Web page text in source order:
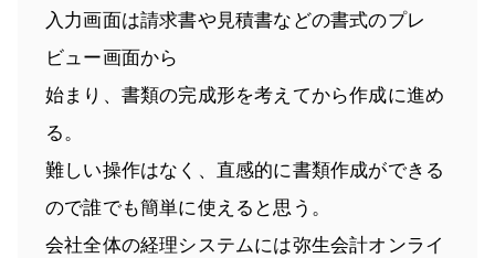
入力画面は請求書や見積書などの書式のプレ
ビュー画面から
始まり、書類の完成形を考えてから作成に進め
る。
難しい操作はなく、直感的に書類作成ができる
ので誰でも簡単に使えると思う。
会社全体の経理システムには弥生会計オンライ